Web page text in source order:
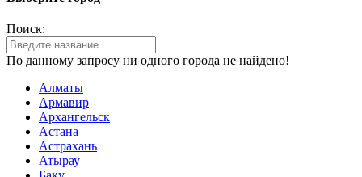
Поиск:
По данному запросу ни одного города не найдено!
Алматы
Армавир
Архангельск
Астана
Астрахань
Атырау